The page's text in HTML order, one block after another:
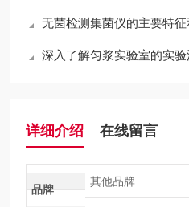
无菌检测集菌仪的主要特
深入了解匀浆实验室的实
详细介绍 在线留言
品牌
其他品牌